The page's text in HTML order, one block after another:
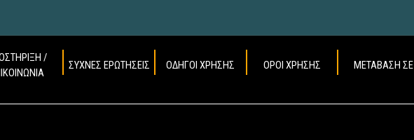
/
ΣΥΧΝΕΣ ΕΡΩΤΗΣΕΙΣ ΟΔΗΓΟΙ ΧΡΗΣΗΣ ΟΡΟΙ ΧΡΗΣΗΣ ΜΕΤΑΒΑΣΗ ΣΕ